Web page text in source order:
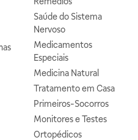
Saúde do Sistema
Nervoso
Medicamentos
Especiais
Medicina Natural
Tratamento em Casa
Primeiros-Socorros
Monitores e Testes
Ortopédicos